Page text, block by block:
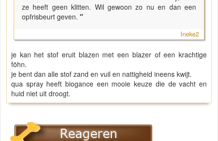
ze heeft geen klitten. Wil gewoon zo nu en dan een
opfrisbeurt geven. "
Ineke2
je kan het stof eruit blazen met een blazer of een krachtige
föhn.
je bent dan alle stof zand en vuil en nattigheid ineens kwijt.
qua spray heeft biogance een mooie keuze die de vacht en
huid niet uit droogt.